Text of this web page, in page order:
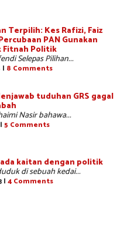
Terpilih: Kes Rafizi, Faiz
PAN Gunakan
Fitnah Politik
Selepas Pilihan...
| 8 Comments
tuduhan GRS gagal
Nasir bahawa...
5 Comments
kaitan dengan politik
di sebuah kedai...
| 4 Comments